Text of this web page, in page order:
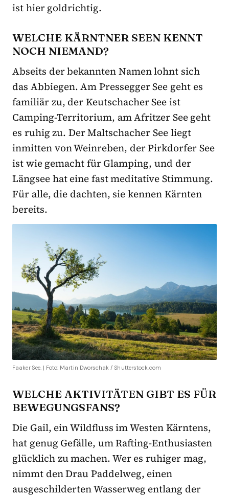
ist hier goldrichtig.
WELCHE KÄRNTNER SEEN KENNT
NOCH NIEMAND?
Abseits der bekannten Namen lohnt sich
das Abbiegen. Am Pressegger See geht es
familiär zu, der Keutschacher See ist
Camping-Territorium, am Afritzer See geht
es ruhig zu. Der Maltschacher See liegt
inmitten von Weinreben, der Pirkdorfer See
ist wie gemacht für Glamping, und der
Längsee hat eine fast meditative Stimmung.
Für alle, die dachten, sie kennen Kärnten
bereits.
Faaker See. | Foto: Martin Dworschak / Shutterstock.com
WELCHE AKTIVITÄTEN GIBT ES FÜR
BEWEGUNGSFANS?
Die Gail, ein Wildfluss im Westen Kärntens,
hat genug Gefälle, um Rafting-Enthusiasten
glücklich zu machen. Wer es ruhiger mag,
nimmt den Drau Paddelweg, einen
ausgeschilderten Wasserweg entlang der